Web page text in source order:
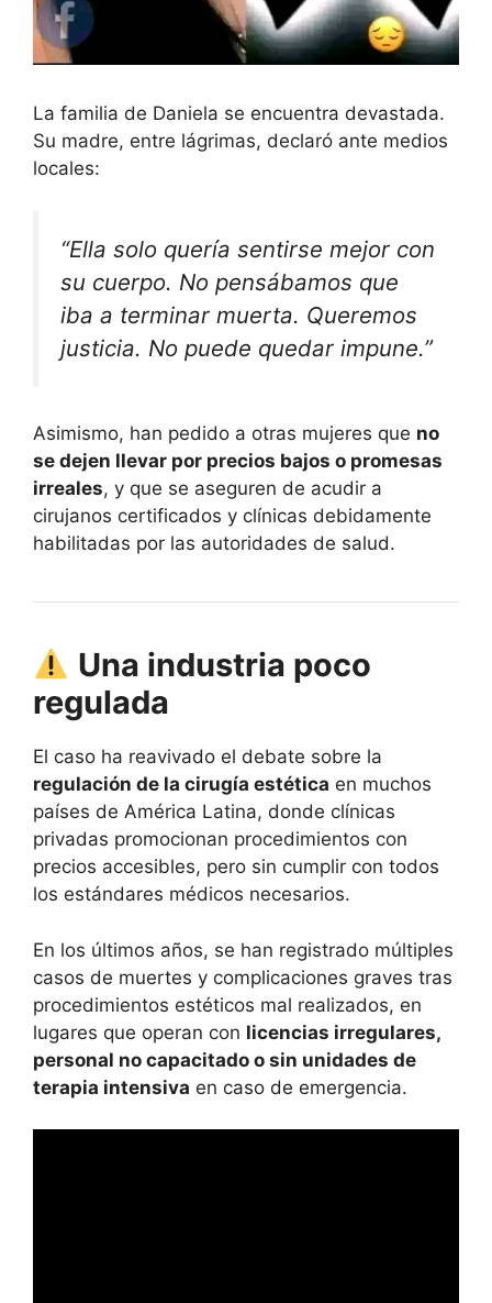
La familia de Daniela se encuentra devastada.
Su madre, entre lágrimas, declaró ante medios
locales:
“Ella solo quería sentirse mejor con
su cuerpo. No pensábamos que
iba a terminar muerta. Queremos
justicia. No puede quedar impune.”
Asimismo, han pedido a otras mujeres que no
se dejen llevar por precios bajos o promesas
irreales, y que se aseguren de acudir a
cirujanos certificados y clínicas debidamente
habilitadas por las autoridades de salud.
Una industria poco
regulada
El caso ha reavivado el debate sobre la
regulación de la cirugía estética en muchos
países de América Latina, donde clínicas
privadas promocionan procedimientos con
precios accesibles, pero sin cumplir con todos
los estándares médicos necesarios.
En los últimos años, se han registrado múltiples
casos de muertes y complicaciones graves tras
procedimientos estéticos mal realizados, en
lugares que operan con licencias irregulares,
personal no capacitado o sin unidades de
terapia intensiva en caso de emergencia.